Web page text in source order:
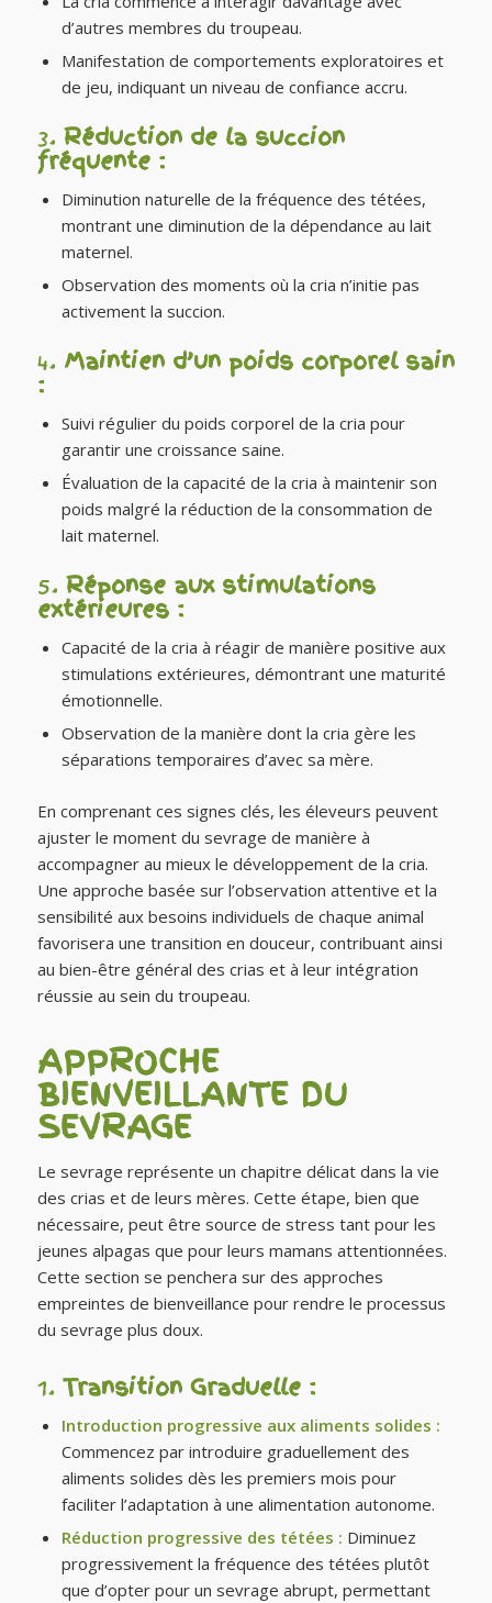
d’autres membres du troupeau.
Manifestation de comportements exploratoires et
de jeu, indiquant un niveau de confiance accru.
3. Réduction de la succion
fréquente :
Diminution naturelle de la fréquence des tétées,
montrant une diminution de la dépendance au lait
maternel.
Observation des moments où la cria n’initie pas
activement la succion.
4. Maintien d’un poids corporel sain
:
Suivi régulier du poids corporel de la cria pour
garantir une croissance saine.
Évaluation de la capacité de la cria à maintenir son
poids malgré la réduction de la consommation de
lait maternel.
5. Réponse aux stimulations
extérieures :
Capacité de la cria à réagir de manière positive aux
stimulations extérieures, démontrant une maturité
émotionnelle.
Observation de la manière dont la cria gère les
séparations temporaires d’avec sa mère.
En comprenant ces signes clés, les éleveurs peuvent
ajuster le moment du sevrage de manière à
accompagner au mieux le développement de la cria.
Une approche basée sur l’observation attentive et la
sensibilité aux besoins individuels de chaque animal
favorisera une transition en douceur, contribuant ainsi
au bien-être général des crias et à leur intégration
réussie au sein du troupeau.
APPROCHE
BIENVEILLANTE DU
SEVRAGE
Le sevrage représente un chapitre délicat dans la vie
des crias et de leurs mères. Cette étape, bien que
nécessaire, peut être source de stress tant pour les
jeunes alpagas que pour leurs mamans attentionnées.
Cette section se penchera sur des approches
empreintes de bienveillance pour rendre le processus
du sevrage plus doux.
1. Transition Graduelle :
Introduction progressive aux aliments solides :
Commencez par introduire graduellement des
aliments solides dès les premiers mois pour
faciliter l’adaptation à une alimentation autonome.
Réduction progressive des tétées : Diminuez
progressivement la fréquence des tétées plutôt
que d’opter pour un sevrage abrupt, permettant